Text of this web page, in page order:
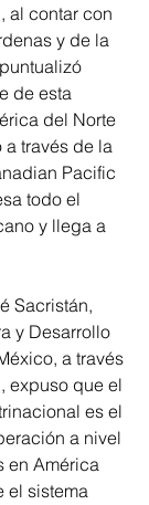
al contar con
y de la
de esta
del Norte
a través de la
Pacific
todo el
y llega a
Sacristán,
y Desarrollo
a través
expuso que el
es el
a nivel
en América
el sistema